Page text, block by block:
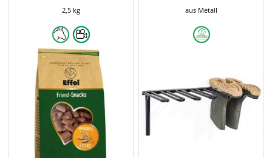
2,5 kg aus Metall